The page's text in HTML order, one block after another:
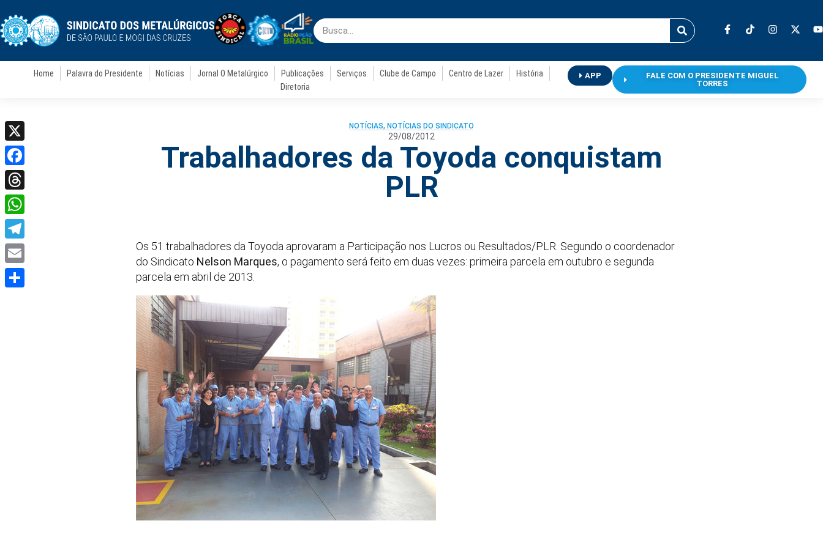
Home Palavra do Presidente Notícias Jornal O Metalúrgico Publicações Serviços Clube de Campo Centro de Lazer
História
Diretoria
APP
FALE COM O PRESIDENTE MIGUEL
TORRES
NOTÍCIAS, NOTÍCIAS DO SINDICATO
29/08/2012
Trabalhadores da Toyoda conquistam
PLR
Os 51 trabalhadores da Toyoda aprovaram a Participação nos Lucros ou Resultados/PLR. Segundo o coordenador
do Sindicato Nelson Marques, o pagamento será feito em duas vezes: primeira parcela em outubro e segunda
parcela em abril de 2013.
X
Facebook
Threads
WhatsApp
Telegram
Email